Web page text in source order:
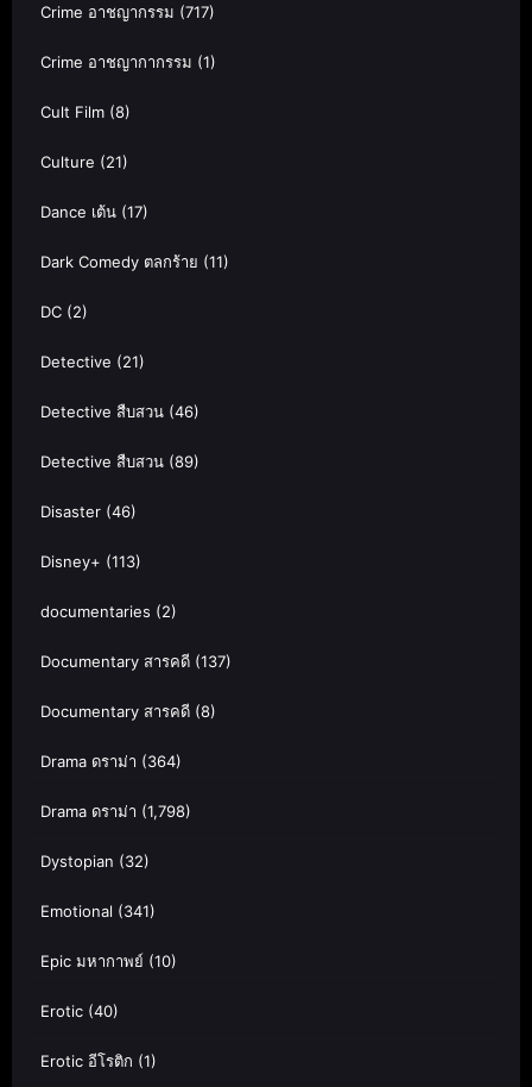
Crime อาชญากรรม (717)
Crime อาชญากากรรม (1)
Cult Film (8)
Culture (21)
Dance เต้น (17)
Dark Comedy ตลกร้าย (11)
DC (2)
Detective (21)
Detective สืบสวน (46)
Detective สืบสวน (89)
Disaster (46)
Disney+ (113)
documentaries (2)
Documentary สารคดี (137)
Documentary สารคดี (8)
Drama ดราม่า (364)
Drama ดราม่า (1,798)
Dystopian (32)
Emotional (341)
Epic มหากาพย์ (10)
Erotic (40)
Erotic อีโรติก (1)